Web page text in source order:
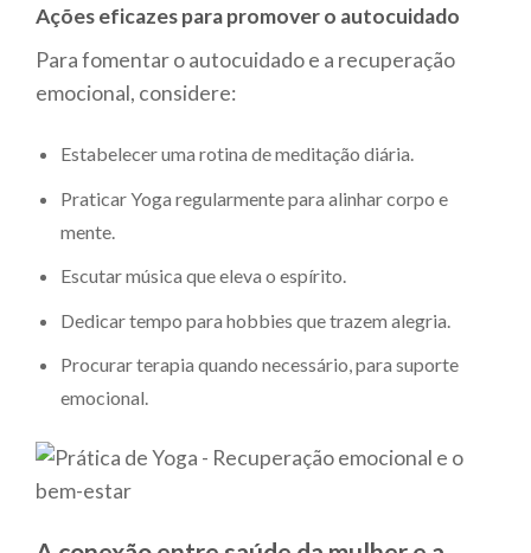
Ações eficazes para promover o autocuidado
Para fomentar o autocuidado e a recuperação
emocional, considere:
Estabelecer uma rotina de meditação diária.
Praticar Yoga regularmente para alinhar corpo e
mente.
Escutar música que eleva o espírito.
Dedicar tempo para hobbies que trazem alegria.
Procurar terapia quando necessário, para suporte
emocional.